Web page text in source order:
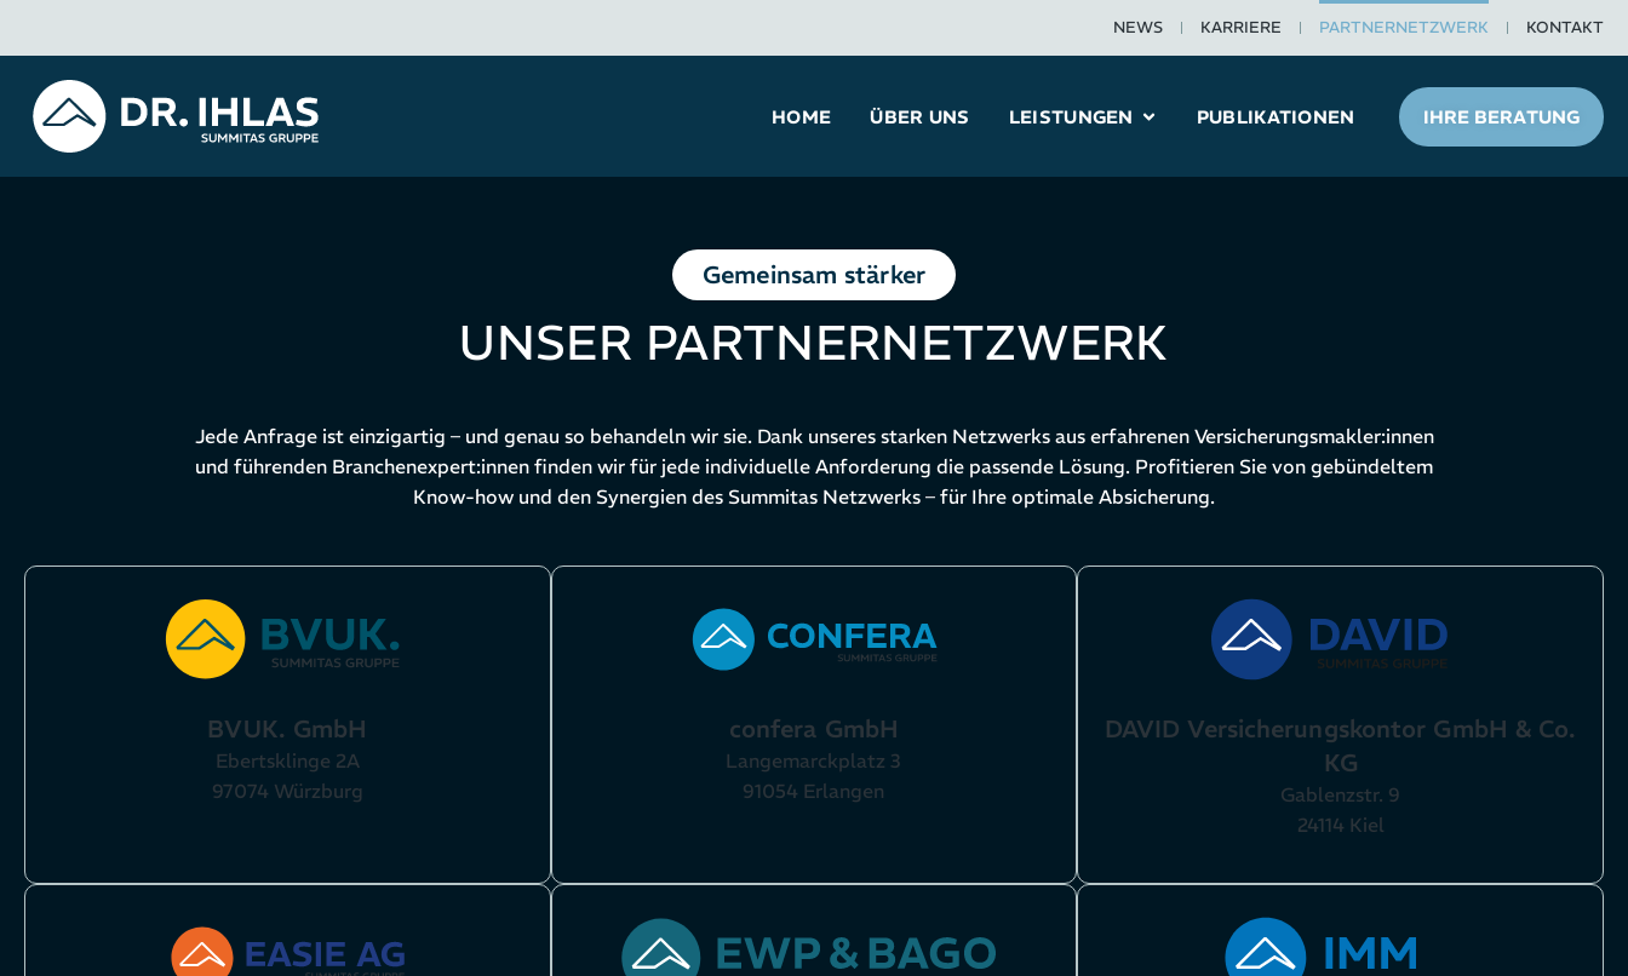
NEWS KARRIERE PARTNERNETZWERK KONTAKT
HOME ÜBER UNS LEISTUNGEN PUBLIKATIONEN IHRE BERATUNG
Gemeinsam stärker
UNSER PARTNERNETZWERK
Jede Anfrage ist einzigartig – und genau so behandeln wir sie. Dank unseres starken Netzwerks aus erfahrenen Versicherungsmakler:innen
und führenden Branchenexpert:innen finden wir für jede individuelle Anforderung die passende Lösung. Profitieren Sie von gebündeltem
Know-how und den Synergien des Summitas Netzwerks – für Ihre optimale Absicherung.
BVUK. GmbH
Ebertsklinge 2A
97074 Würzburg
confera GmbH
Langemarckplatz 3
91054 Erlangen
DAVID Versicherungskontor GmbH & Co.
KG
Gablenzstr. 9
24114 Kiel